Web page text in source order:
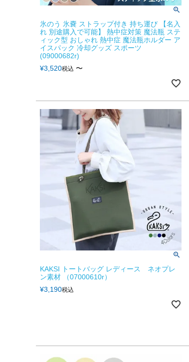
氷のう 氷嚢 ストラップ付き 持ち運び 【名入
れ 別途購入で可能】 熱中症対策 魔法瓶 ステ
ィック型 おしゃれ 熱中症 魔法瓶ホルダー ア
イスパック 冷却グッズ スポーツ
(09000682r)
¥3,520税込 〜
KAKSI トートバッグ レディース ネオプレ
ン素材 （07000610r）
¥3,190税込